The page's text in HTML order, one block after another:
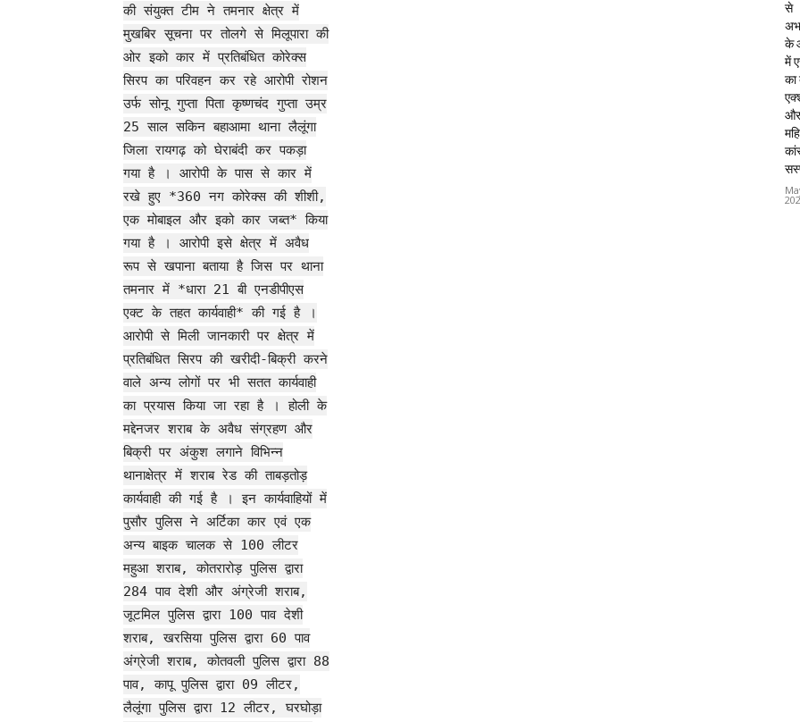
की संयुक्त टीम ने तमनार क्षेत्र में
मुखबिर सूचना पर तोलगे से मिलूपारा की
ओर इको कार में प्रतिबंधित कोरेक्स
सिरप का परिवहन कर रहे आरोपी रोशन
उर्फ सोनू गुप्ता पिता कृष्णचंद गुप्ता उम्र
25 साल सकिन बहाआमा थाना लैलूंगा
जिला रायगढ़ को घेराबंदी कर पकड़ा
गया है । आरोपी के पास से कार में
रखे हुए *360 नग कोरेक्स की शीशी,
एक मोबाइल और इको कार जब्त* किया
गया है । आरोपी इसे क्षेत्र में अवैध
रूप से खपाना बताया है जिस पर थाना
तमनार में *धारा 21 बी एनडीपीएस
एक्ट के तहत कार्यवाही* की गई है ।
आरोपी से मिली जानकारी पर क्षेत्र में
प्रतिबंधित सिरप की खरीदी-बिक्री करने
वाले अन्य लोगों पर भी सतत कार्यवाही
का प्रयास किया जा रहा है । होली के
मद्देनजर शराब के अवैध संग्रहण और
बिक्री पर अंकुश लगाने विभिन्न
थानाक्षेत्र में शराब रेड की ताबड़तोड़
कार्यवाही की गई है । इन कार्यवाहियों में
पुसौर पुलिस ने अर्टिका कार एवं एक
अन्य बाइक चालक से 100 लीटर
महुआ शराब, कोतरारोड़ पुलिस द्वारा
284 पाव देशी और अंग्रेजी शराब,
जूटमिल पुलिस द्वारा 100 पाव देशी
शराब, खरसिया पुलिस द्वारा 60 पाव
अंग्रेजी शराब, कोतवली पुलिस द्वारा 88
पाव, कापू पुलिस द्वारा 09 लीटर,
लैलूंगा पुलिस द्वारा 12 लीटर, घरघोड़ा
से
के
में
का
और